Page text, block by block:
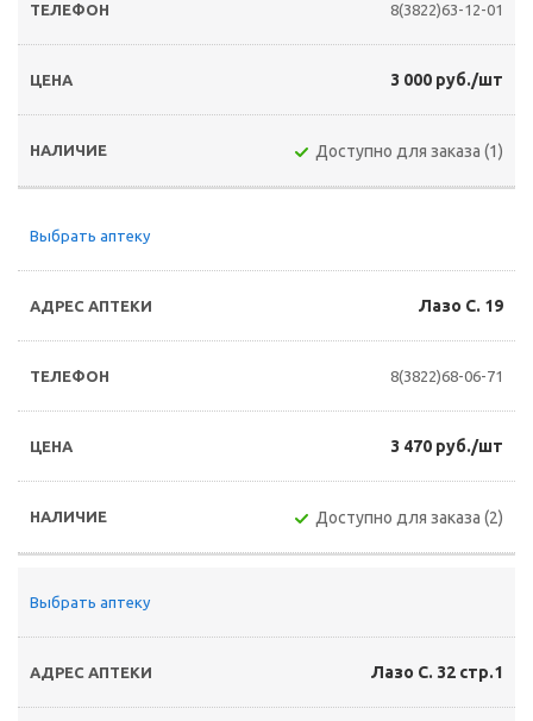
8(3822)63-12-01
3 000 руб./шт
Доступно для заказа (1)
Выбрать аптеку
Лазо С. 19
8(3822)68-06-71
3 470 руб./шт
Доступно для заказа (2)
Выбрать аптеку
Лазо С. 32 стр.1